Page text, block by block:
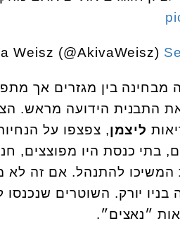
בין מגזרים אך
התבנית הידועה מראש.
ליצמן, צפצפו על
בתי כנסת היו מפוצצים,
המשיכו להתנהל. אם זה
יורק. השוטרים שנכנסו
״נאצים״.